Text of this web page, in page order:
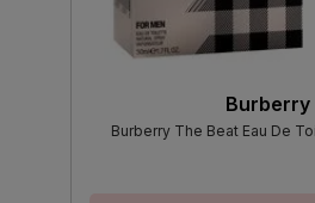
Burberry
Burberry The Beat Eau De